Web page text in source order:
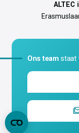
Ons team staat